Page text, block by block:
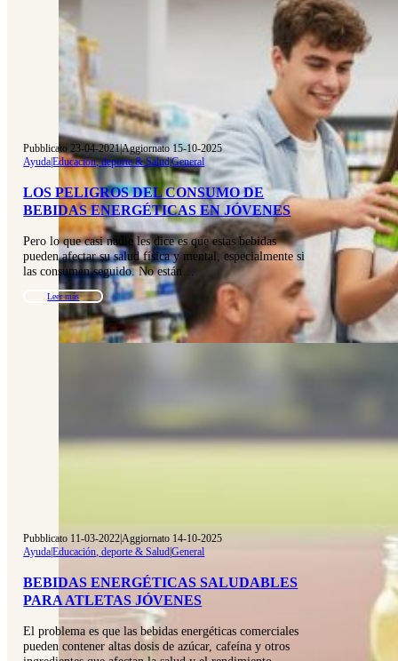
Pubblicato 23-04-2021|Aggiornato 15-10-2025
Ayuda|Educación, deporte & Salud|General
LOS PELIGROS DEL CONSUMO DE
BEBIDAS ENERGÉTICAS EN JÓVENES
Pero lo que casi nadie les dice es que estas bebidas
pueden afectar su salud física y mental, especialmente si
las consumen seguido. No están…
Leer más
Pubblicato 11-03-2022|Aggiornato 14-10-2025
Ayuda|Educación, deporte & Salud|General
BEBIDAS ENERGÉTICAS SALUDABLES
PARA ATLETAS JÓVENES
El problema es que las bebidas energéticas comerciales
pueden contener altas dosis de azúcar, cafeína y otros